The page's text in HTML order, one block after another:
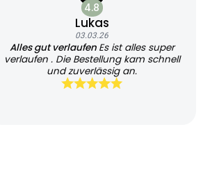
4.8
Lukas
03.03.26
Alles gut verlaufen Es ist alles super
verlaufen . Die Bestellung kam schnell
und zuverlässig an.